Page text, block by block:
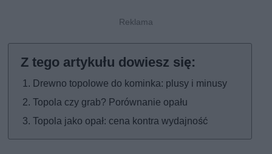
Drewno topolowe do kominka: plusy i minusy
Topola czy grab? Porównanie opału
Topola jako opał: cena kontra wydajność